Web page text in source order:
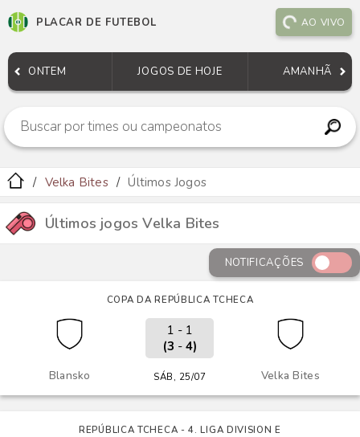
PLACAR DE FUTEBOL AO VIVO
ONTEM JOGOS DE HOJE AMANHÃ
Velka Bites Últimos Jogos
Últimos jogos Velka Bites
NOTIFICAÇÕES
COPA DA REPÚBLICA TCHECA
Blansko Velka Bites
1 - 1
(3 - 4)
SÁB, 25/07
REPÚBLICA TCHECA - 4. LIGA DIVISION E